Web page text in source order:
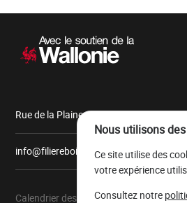
Navigation
Rue de la Plaine, 9 6900 Marche-en-
info@filiereboiswallonie.be
Calendrier des ventes À
Nous utilisons
Ce site utilise des
votre expérience
Consultez notre